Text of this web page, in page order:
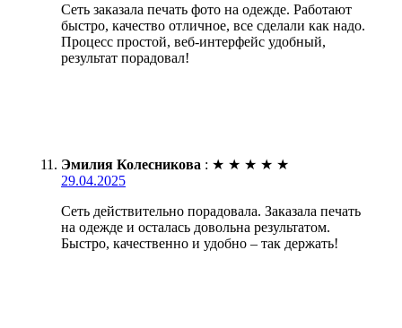
Сеть заказала печать фото на одежде. Работают
быстро, качество отличное, все сделали как надо.
Процесс простой, веб-интерфейс удобный,
результат порадовал!
Эмилия Колесникова : ★ ★ ★ ★ ★
29.04.2025
Сеть действительно порадовала. Заказала печать
на одежде и осталась довольна результатом.
Быстро, качественно и удобно – так держать!